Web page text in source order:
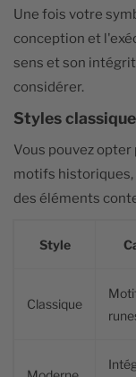
Une fois votre
conception et
sens et son
considérer.
Styles
Vous pouvez
motifs historiques,
des éléments
Style
Classique